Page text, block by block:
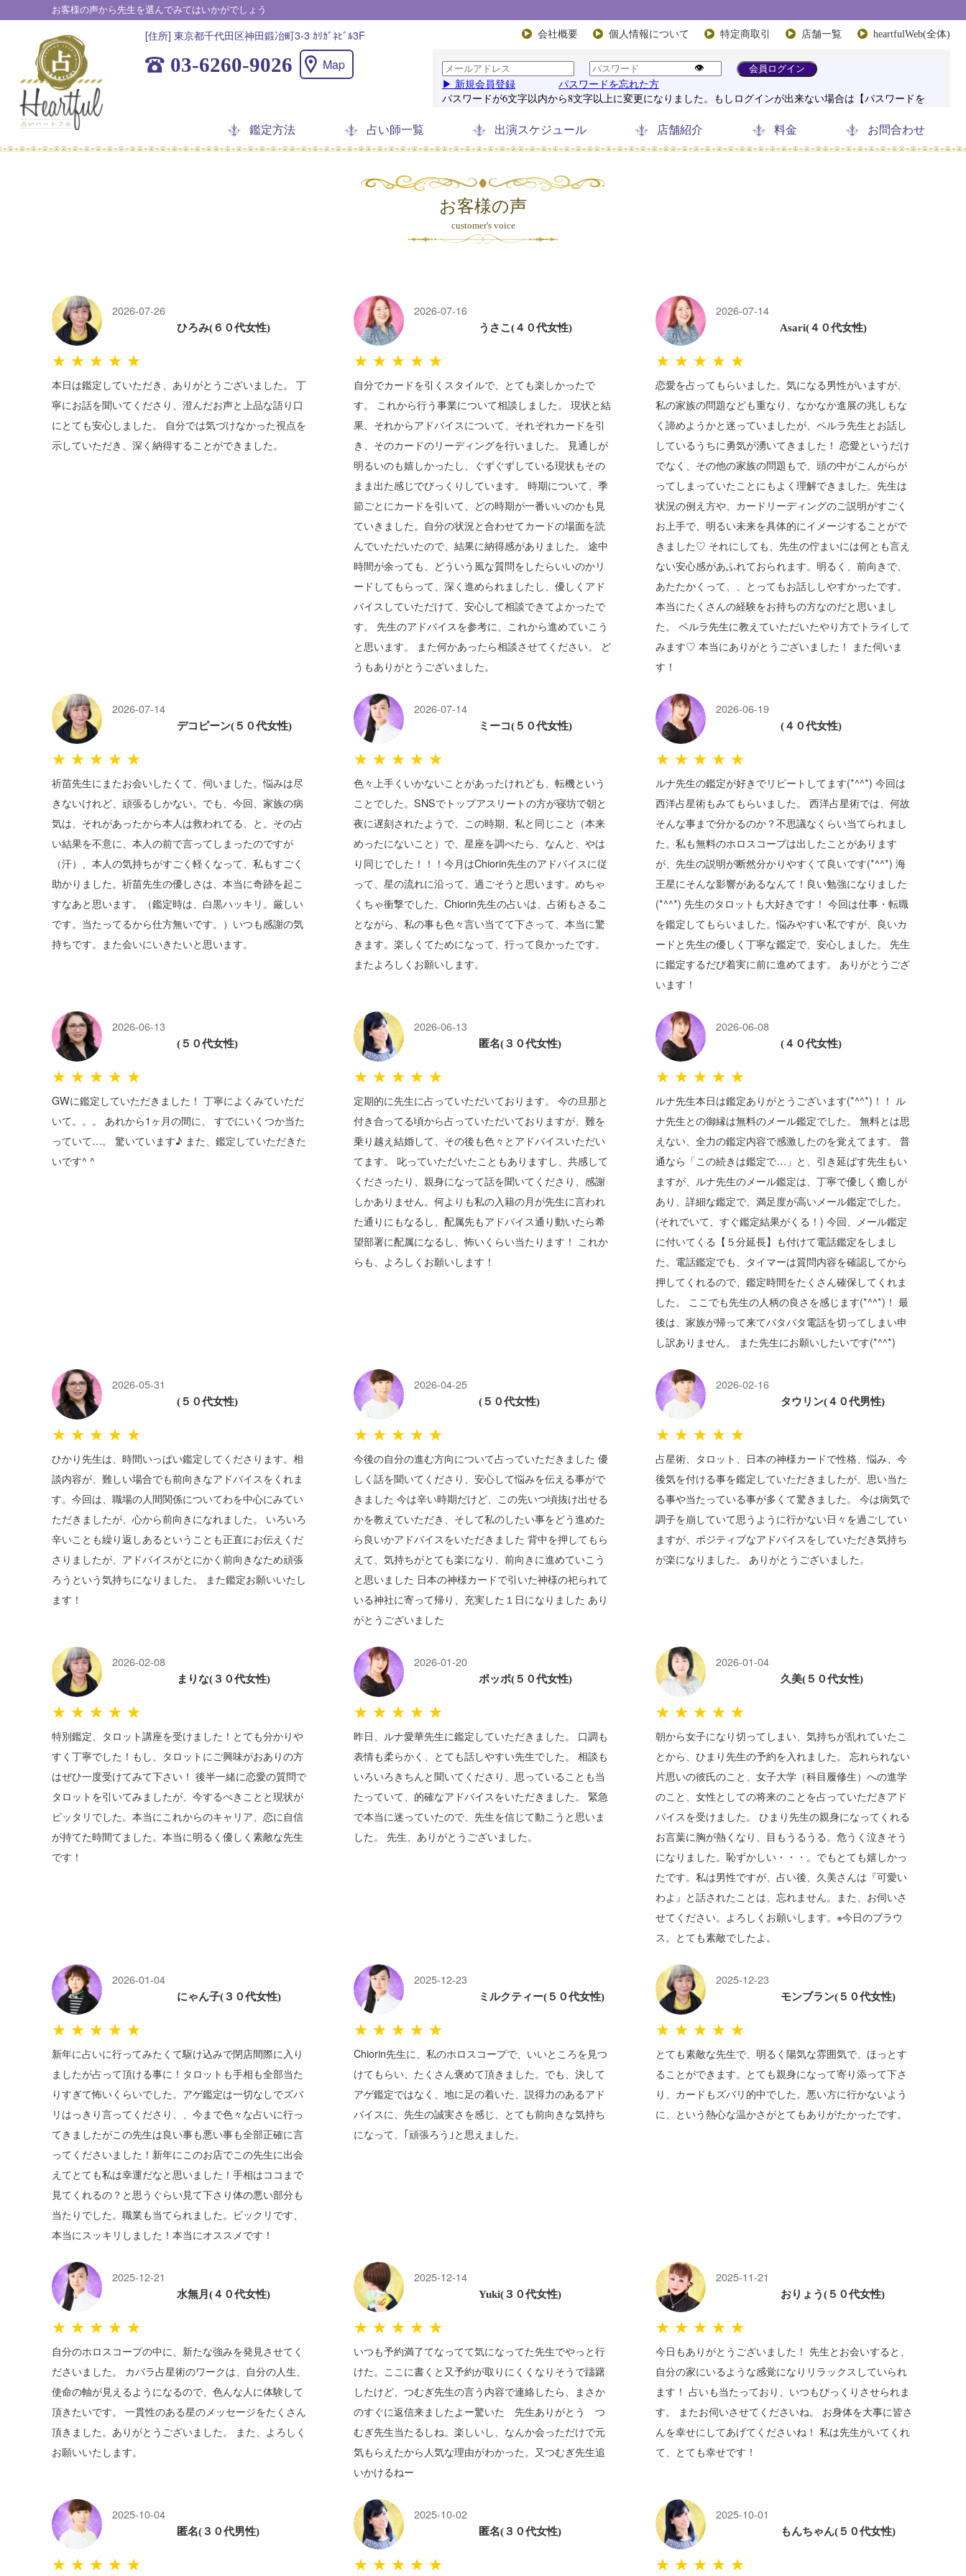
お客様の声から先生を選んでみてはいかがでしょう
会社概要 個人情報について 特定商取引 店舗一覧 heartfulWeb(全体)
鑑定方法 占い師一覧 出演スケジュール 店舗紹介 料金 お問合わせ
[住所] 東京都千代田区神田鍛冶町3-3 ｶﾘｶﾞﾈﾋﾞﾙ3F
03-6260-9026 Map
お客様の声
customer's voice
2026-07-26
ひろみ(６０代女性)
★★★★★
本日は鑑定していただき、ありがとうございました。 丁
寧にお話を聞いてくださり、澄んだお声と上品な語り口
にとても安心しました。 自分では気づけなかった視点を
示していただき、深く納得することができました。
2026-07-16
うさこ(４０代女性)
★★★★★
自分でカードを引くスタイルで、とても楽しかったで
す。 これから行う事業について相談しました。 現状と結
果、それからアドバイスについて、それぞれカードを引
き、そのカードのリーディングを行いました。 見通しが
明るいのも嬉しかったし、ぐずぐずしている現状もその
まま出た感じでびっくりしています。 時期について、季
節ごとにカードを引いて、どの時期が一番いいのかも見
ていきました。自分の状況と合わせてカードの場面を読
んでいただいたので、結果に納得感がありました。 途中
時間が余っても、どういう風な質問をしたらいいのかリ
ードしてもらって、深く進められましたし、優しくアド
バイスしていただけて、安心して相談できてよかったで
す。 先生のアドバイスを参考に、これから進めていこう
と思います。 また何かあったら相談させてください。 ど
うもありがとうございました。
2026-07-14
Asari(４０代女性)
★★★★★
恋愛を占ってもらいました。気になる男性がいますが、
私の家族の問題なども重なり、なかなか進展の兆しもな
く諦めようかと迷っていましたが、ペルラ先生とお話し
しているうちに勇気が湧いてきました！ 恋愛というだけ
でなく、その他の家族の問題もで、頭の中がこんがらが
ってしまっていたことにもよく理解できました。先生は
状況の例え方や、カードリーディングのご説明がすごく
お上手で、明るい未来を具体的にイメージすることがで
きました♡ それにしても、先生の佇まいには何とも言え
ない安心感があふれておられます。明るく、前向きで、
あたたかくって、、とってもお話ししやすかったです。
本当にたくさんの経験をお持ちの方なのだと思いまし
た。 ペルラ先生に教えていただいたやり方でトライして
みます♡ 本当にありがとうございました！ また伺いま
す！
2026-07-14
デコピーン(５０代女性)
★★★★★
祈苗先生にまたお会いしたくて、伺いました。悩みは尽
きないけれど、頑張るしかない。でも、今回、家族の病
気は、それがあったから本人は救われてる、と。その占
い結果を不意に、本人の前で言ってしまったのですが
（汗）、本人の気持ちがすごく軽くなって、私もすごく
助かりました。祈苗先生の優しさは、本当に奇跡を起こ
すなあと思います。（鑑定時は、白黒ハッキリ。厳しい
です。当たってるから仕方無いです。）いつも感謝の気
持ちです。また会いにいきたいと思います。
2026-07-14
ミーコ(５０代女性)
★★★★★
色々上手くいかないことがあったけれども、転機という
ことでした。SNSでトップアスリートの方が寝坊で朝と
夜に遅刻されたようで、この時期、私と同じこと（本来
めったにないこと）で、星座を調べたら、なんと、やは
り同じでした！！！今月はChiorin先生のアドバイスに従
って、星の流れに沿って、過ごそうと思います。めちゃ
くちゃ衝撃でした。Chiorin先生の占いは、占術もさるこ
とながら、私の事も色々言い当てて下さって、本当に驚
きます。楽しくてためになって、行って良かったです。
またよろしくお願いします。
2026-06-19
(４０代女性)
★★★★★
ルナ先生の鑑定が好きでリピートしてます(*^^*) 今回は
西洋占星術もみてもらいました。 西洋占星術では、何故
そんな事まで分かるのか？不思議なくらい当てられまし
た。私も無料のホロスコープは出したことがあります
が、先生の説明が断然分かりやすくて良いです(*^^*) 海
王星にそんな影響があるなんて！良い勉強になりました
(*^^*) 先生のタロットも大好きです！ 今回は仕事・転職
を鑑定してもらいました。悩みやすい私ですが、良いカ
ードと先生の優しく丁寧な鑑定で、安心しました。 先生
に鑑定するだび着実に前に進めてます。 ありがとうござ
います！
2026-06-13
(５０代女性)
★★★★★
GWに鑑定していただきました！ 丁寧によくみていただ
いて。。。 あれから1ヶ月の間に、 すでにいくつか当た
っていて…。 驚いています♪ また、鑑定していただきた
いです^ ^
2026-06-13
匿名(３０代女性)
★★★★★
定期的に先生に占っていただいております。 今の旦那と
付き合ってる頃から占っていただいておりますが、難を
乗り越え結婚して、その後も色々とアドバイスいただい
てます。 叱っていただいたこともありますし、共感して
くださったり、親身になって話を聞いてくださり、感謝
しかありません。何よりも私の入籍の月が先生に言われ
た通りにもなるし、配属先もアドバイス通り動いたら希
望部署に配属になるし、怖いくらい当たります！ これか
らも、よろしくお願いします！
2026-06-08
(４０代女性)
★★★★★
ルナ先生本日は鑑定ありがとうございます(*^^*)！！ ル
ナ先生との御縁は無料のメール鑑定でした。 無料とは思
えない、全力の鑑定内容で感激したのを覚えてます。 普
通なら「この続きは鑑定で…」と、引き延ばす先生もい
ますが、ルナ先生のメール鑑定は、丁寧で優しく癒しが
あり、詳細な鑑定で、満足度が高いメール鑑定でした。
(それでいて、すぐ鑑定結果がくる！) 今回、メール鑑定
に付いてくる【５分延長】も付けて電話鑑定をしまし
た。電話鑑定でも、タイマーは質問内容を確認してから
押してくれるので、鑑定時間をたくさん確保してくれま
した。 ここでも先生の人柄の良さを感じます(*^^*)！ 最
後は、家族が帰って来てバタバタ電話を切ってしまい申
し訳ありません。 また先生にお願いしたいです(*^^*)
2026-05-31
(５０代女性)
★★★★★
ひかり先生は、時間いっぱい鑑定してくださります。相
談内容が、難しい場合でも前向きなアドバイスをくれま
す。今回は、職場の人間関係についてわを中心にみてい
ただきましたが、心から前向きになれました。 いろいろ
辛いことも繰り返しあるということも正直にお伝えくだ
さりましたが、アドバイスがとにかく前向きなため頑張
ろうという気持ちになりました。 また鑑定お願いいたし
ます！
2026-04-25
(５０代女性)
★★★★★
今後の自分の進む方向について占っていただきました 優
しく話を聞いてくださり、安心して悩みを伝える事がで
きました 今は辛い時期だけど、この先いつ頃抜け出せる
かを教えていただき、そして私のしたい事をどう進めた
ら良いかアドバイスをいただきました 背中を押してもら
えて、気持ちがとても楽になり、前向きに進めていこう
と思いました 日本の神様カードで引いた神様の祀られて
いる神社に寄って帰り、充実した１日になりました あり
がとうございました
2026-02-16
タウリン(４０代男性)
★★★★★
占星術、タロット、日本の神様カードで性格、悩み、今
後気を付ける事を鑑定していただきましたが、思い当た
る事や当たっている事が多くて驚きました。 今は病気で
調子を崩していて思うように行かない日々を過ごしてい
ますが、ポジティブなアドバイスをしていただき気持ち
が楽になりました。 ありがとうございました。
2026-02-08
まりな(３０代女性)
★★★★★
特別鑑定、タロット講座を受けました！とても分かりや
すく丁寧でした！もし、タロットにご興味がおありの方
はぜひ一度受けてみて下さい！ 後半一緒に恋愛の質問で
タロットを引いてみましたが、今するべきことと現状が
ピッタリでした。本当にこれからのキャリア、恋に自信
が持てた時間てました。本当に明るく優しく素敵な先生
です！
2026-01-20
ポッポ(５０代女性)
★★★★★
昨日、ルナ愛華先生に鑑定していただきました。 口調も
表情も柔らかく、とても話しやすい先生でした。 相談も
いろいろきちんと聞いてくださり、思っていることも当
たっていて、的確なアドバイスをいただきました。 緊急
で本当に迷っていたので、先生を信じて動こうと思いま
した。 先生、ありがとうございました。
2026-01-04
久美(５０代女性)
★★★★★
朝から女子になり切ってしまい、気持ちが乱れていたこ
とから、ひまり先生の予約を入れました。 忘れられない
片思いの彼氏のこと、女子大学（科目履修生）への進学
のこと、女性としての将来のことを占っていただきアド
バイスを受けました。 ひまり先生の親身になってくれる
お言葉に胸が熱くなり、目もうるうる。危うく泣きそう
になりました。恥ずかしい・・・。でもとても嬉しかっ
たです。私は男性ですが、占い後、久美さんは『可愛い
わよ』と話されたことは、忘れません。また、お伺いさ
せてください。よろしくお願いします。※今日のブラウ
ス。とても素敵でしたよ。
2026-01-04
にゃん子(３０代女性)
★★★★★
新年に占いに行ってみたくて駆け込みで閉店間際に入り
ましたが占って頂ける事に！タロットも手相も全部当た
りすぎて怖いくらいでした。アゲ鑑定は一切なしでズバ
リはっきり言ってくださり、、今まで色々な占いに行っ
てきましたがこの先生は良い事も悪い事も全部正確に言
ってくださいました！新年にこのお店でこの先生に出会
えてとても私は幸運だなと思いました！手相はココまで
見てくれるの？と思うぐらい見て下さり体の悪い部分も
当たりでした。職業も当てられました。ビックリです、
本当にスッキリしました！本当にオススメです！
2025-12-23
ミルクティー(５０代女性)
★★★★★
Chiorin先生に、私のホロスコープで、いいところを見つ
けてもらい、たくさん褒めて頂きました。でも、決して
アゲ鑑定ではなく、地に足の着いた、説得力のあるアド
バイスに、先生の誠実さを感じ、とても前向きな気持ち
になって、｢頑張ろう｣と思えました。
2025-12-23
モンブラン(５０代女性)
★★★★★
とても素敵な先生で、明るく陽気な雰囲気で、ほっとす
ることができます。とても親身になって寄り添って下さ
り、カードもズバリ的中でした。悪い方に行かないよう
に、という熱心な温かさがとてもありがたかったです。
2025-12-21
水無月(４０代女性)
★★★★★
自分のホロスコープの中に、新たな強みを発見させてく
ださいました。 カバラ占星術のワークは、自分の人生、
使命の軸が見えるようになるので、色んな人に体験して
頂きたいです。 一貫性のある星のメッセージをたくさん
頂きました。ありがとうございました。 また、よろしく
お願いいたします。
2025-12-14
Yuki(３０代女性)
★★★★★
いつも予約満了てなってて気になってた先生でやっと行
けた。ここに書くと又予約が取りにくくなりそうで躊躇
したけど、つむぎ先生の言う内容で連絡したら、まさか
のすぐに返信来ましたよー驚いた 先生ありがとう つ
むぎ先生当たるしね。楽しいし、なんか会っただけで元
気もらえたから人気な理由がわかった。又つむぎ先生追
いかけるねー
2025-11-21
おりょう(５０代女性)
★★★★★
今日もありがとうございました！ 先生とお会いすると、
自分の家にいるような感覚になりリラックスしていられ
ます！ 占いも当たっており、いつもびっくりさせられま
す。 またお伺いさせてくださいね。 お身体を大事に皆さ
んを幸せにしてあげてくださいね！ 私は先生がいてくれ
て、とても幸せです！
2025-10-04
匿名(３０代男性)
★★★★★
2025-10-02
匿名(３０代女性)
★★★★★
2025-10-01
もんちゃん(５０代女性)
★★★★★